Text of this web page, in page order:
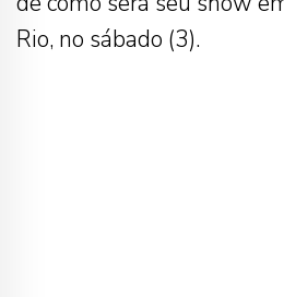
Rio, no sábado (3).